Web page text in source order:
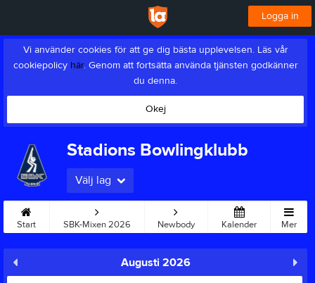
Logga in
Vi använder cookies för att ge dig bästa upplevelsen. Läs vår
cookiepolicy här. Genom att fortsätta använda tjänsten godkänner
du denna.
Okej
Stadions Bowlingklubb
Välj lag
Start SBK-Mixen 2026 Newbody Kalender Mer
Augusti 2026